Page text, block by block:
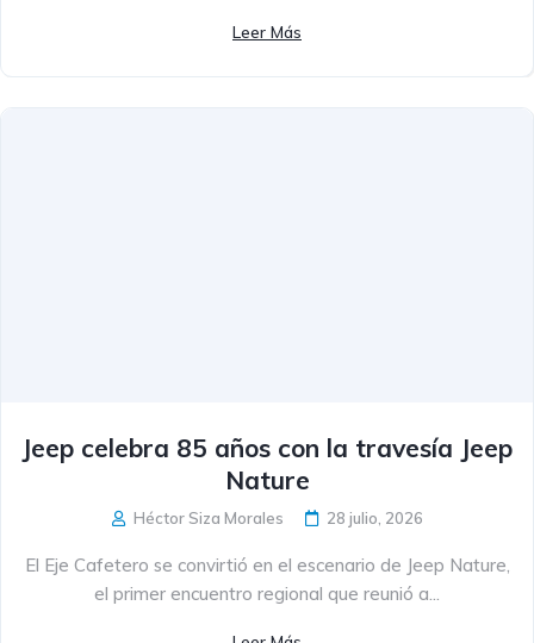
Leer Más
Jeep celebra 85 años con la travesía Jeep
Nature
Héctor Siza Morales 28 julio, 2026
El Eje Cafetero se convirtió en el escenario de Jeep Nature,
el primer encuentro regional que reunió a...